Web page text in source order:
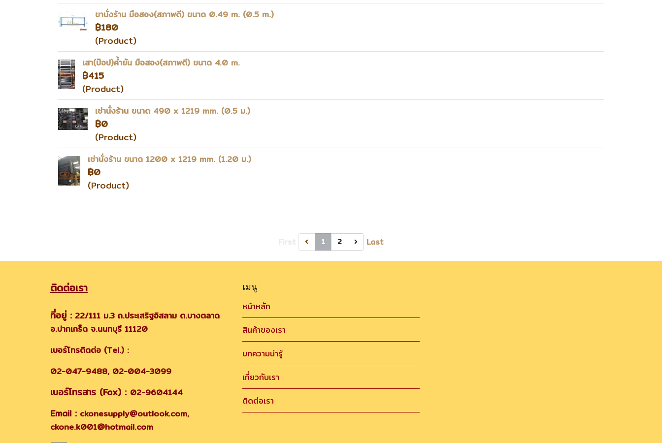
ขานั่งร้าน มือสอง(สภาพดี) ขนาด 0.49 m. (0.5 m.)
฿180
(Product)
เสา(ป๊อป)ค้ำยัน มือสอง(สภาพดี) ขนาด 4.0 m.
฿415
(Product)
เช่านั่งร้าน ขนาด 490 x 1219 mm. (0.5 ม.)
฿0
(Product)
เช่านั่งร้าน ขนาด 1200 x 1219 mm. (1.20 ม.)
฿0
(Product)
1 2 Last
ติดต่อเรา
ที่อยู่ : 22/111 ม.3 ถ.ประเสริฐอิสลาม ต.บางตลาด
อ.ปากเกร็ด จ.นนทบุรี 11120
เบอร์โทรติดต่อ (Tel.) :
02-047-9488, 02-004-3099
เบอร์โทรสาร (Fax) : 02-9604144
Email : ckonesupply@outlook.com,
ckone.k001@hotmail.com
เมนู
หน้าหลัก
สินค้าของเรา
บทความน่ารู้
เกี่ยวกับเรา
ติดต่อเรา